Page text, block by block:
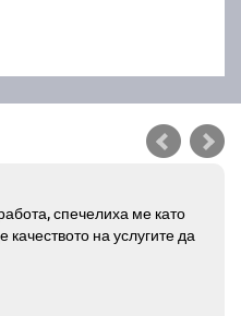
спечелиха ме като
на услугите да